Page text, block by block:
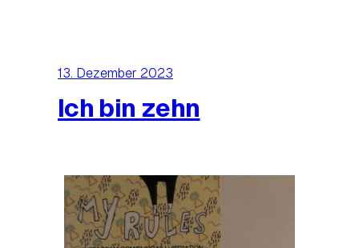
13. Dezember 2023
Ich bin zehn